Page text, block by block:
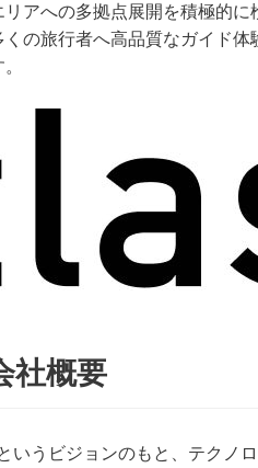
アへの多拠点展開を積極的
の旅行者へ高品質なガイド
社概要
いうビジョンのもと、テクノ